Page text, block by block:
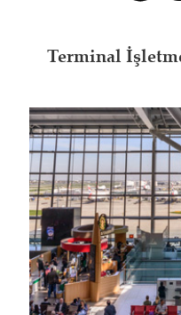
Terminal